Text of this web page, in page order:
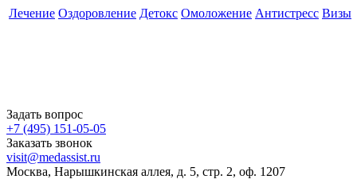
Лечение Оздоровление Детокс Омоложение Антистресс Визы
Задать вопрос
+7 (495) 151-05-05
Заказать звонок
visit@medassist.ru
Москва, Нарышкинская аллея, д. 5, стр. 2, оф. 1207